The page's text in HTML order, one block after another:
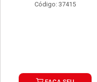
Código: 37415